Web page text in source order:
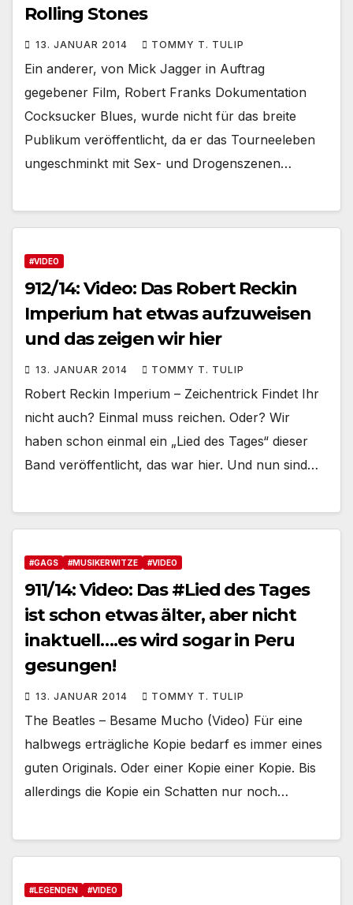
Rolling Stones
13. JANUAR 2014 TOMMY T. TULIP
Ein anderer, von Mick Jagger in Auftrag
gegebener Film, Robert Franks Dokumentation
Cocksucker Blues, wurde nicht für das breite
Publikum veröffentlicht, da er das Tourneeleben
ungeschminkt mit Sex- und Drogenszenen…
#VIDEO
912/14: Video: Das Robert Reckin
Imperium hat etwas aufzuweisen
und das zeigen wir hier
13. JANUAR 2014 TOMMY T. TULIP
Robert Reckin Imperium – Zeichentrick Findet Ihr
nicht auch? Einmal muss reichen. Oder? Wir
haben schon einmal ein „Lied des Tages“ dieser
Band veröffentlicht, das war hier. Und nun sind…
#GAGS #MUSIKERWITZE #VIDEO
911/14: Video: Das #Lied des Tages
ist schon etwas älter, aber nicht
inaktuell….es wird sogar in Peru
gesungen!
13. JANUAR 2014 TOMMY T. TULIP
The Beatles – Besame Mucho (Video) Für eine
halbwegs erträgliche Kopie bedarf es immer eines
guten Originals. Oder einer Kopie einer Kopie. Bis
allerdings die Kopie ein Schatten nur noch…
#LEGENDEN #VIDEO